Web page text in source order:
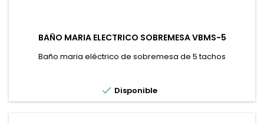
BAÑO MARIA ELECTRICO SOBREMESA VBMS-5
Baño maria eléctrico de sobremesa de 5 tachos
 Disponible